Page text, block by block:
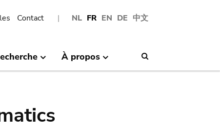
NL FR EN DE 中文
Contact
À propos